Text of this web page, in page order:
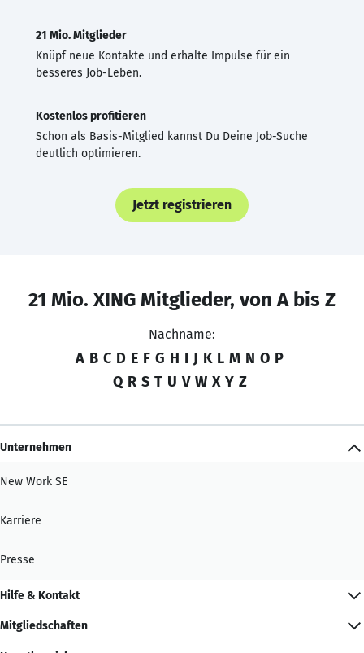
21 Mio. Mitglieder
Knüpf neue Kontakte und erhalte Impulse für ein
besseres Job-Leben.
Kostenlos profitieren
Schon als Basis-Mitglied kannst Du Deine Job-Suche
deutlich optimieren.
Jetzt registrieren
21 Mio. XING Mitglieder, von A bis Z
Nachname:
A B C D E F G H I J K L M N O P
Q R S T U V W X Y Z
Unternehmen
New Work SE
Karriere
Presse
Hilfe & Kontakt
Mitgliedschaften